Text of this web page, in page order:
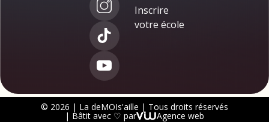
Inscrire
votre école
© 2026 | La deMOIs'aille | Tous droits réservés
| Bâtit avec ♡ par Agence web